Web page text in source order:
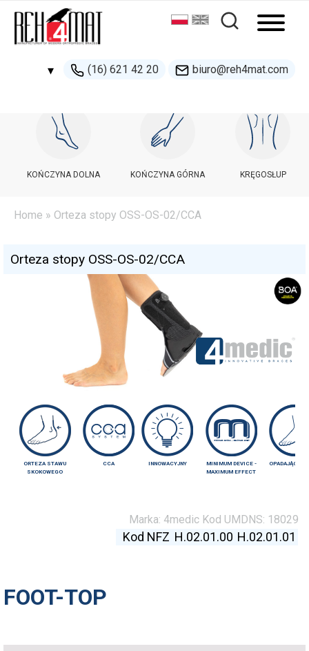
▾ (16) 621 42 20 biuro@reh4mat.com
500 132 274
handel@reh4mat.com
KOŃCZYNA DOLNA KOŃCZYNA GÓRNA KRĘGOSŁUP
Home » Orteza stopy OSS-OS-02/CCA
Orteza stopy OSS-OS-02/CCA
ORTEZA STAWU
SKOKOWEGO
CCA INNOWACYJNY
MINIMUM DEVICE -
MAXIMUM EFFECT
OPADAJĄCA
Marka: 4medic Kod UMDNS: 18029
Kod NFZ H.02.01.00 H.02.01.01
FOOT-TOP